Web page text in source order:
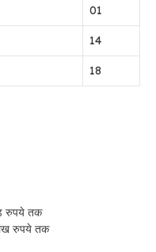
01
14
18
रुपये तक
रुपये तक